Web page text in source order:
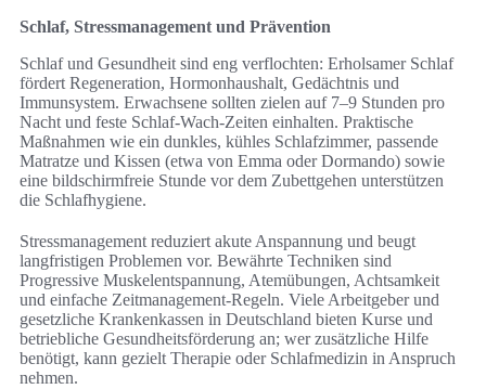
Schlaf, Stressmanagement und Prävention
Schlaf und Gesundheit sind eng verflochten: Erholsamer Schlaf
fördert Regeneration, Hormonhaushalt, Gedächtnis und
Immunsystem. Erwachsene sollten zielen auf 7–9 Stunden pro
Nacht und feste Schlaf-Wach-Zeiten einhalten. Praktische
Maßnahmen wie ein dunkles, kühles Schlafzimmer, passende
Matratze und Kissen (etwa von Emma oder Dormando) sowie
eine bildschirmfreie Stunde vor dem Zubettgehen unterstützen
die Schlafhygiene.
Stressmanagement reduziert akute Anspannung und beugt
langfristigen Problemen vor. Bewährte Techniken sind
Progressive Muskelentspannung, Atemübungen, Achtsamkeit
und einfache Zeitmanagement-Regeln. Viele Arbeitgeber und
gesetzliche Krankenkassen in Deutschland bieten Kurse und
betriebliche Gesundheitsförderung an; wer zusätzliche Hilfe
benötigt, kann gezielt Therapie oder Schlafmedizin in Anspruch
nehmen.